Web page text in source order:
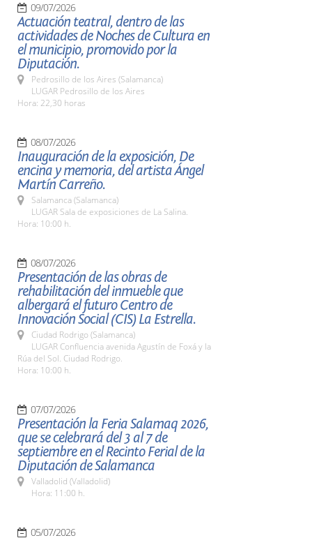
09/07/2026
Actuación teatral, dentro de las
actividades de Noches de Cultura en
el municipio, promovido por la
Diputación.
Pedrosillo de los Aires (Salamanca)
LUGAR Pedrosillo de los Aires
Hora: 22,30 horas
08/07/2026
Inauguración de la exposición, De
encina y memoria, del artista Ángel
Martín Carreño.
Salamanca (Salamanca)
LUGAR Sala de exposiciones de La Salina.
Hora: 10:00 h.
08/07/2026
Presentación de las obras de
rehabilitación del inmueble que
albergará el futuro Centro de
Innovación Social (CIS) La Estrella.
Ciudad Rodrigo (Salamanca)
LUGAR Confluencia avenida Agustín de Foxá y la
Rúa del Sol. Ciudad Rodrigo.
Hora: 10:00 h.
07/07/2026
Presentación la Feria Salamaq 2026,
que se celebrará del 3 al 7 de
septiembre en el Recinto Ferial de la
Diputación de Salamanca
Valladolid (Valladolid)
Hora: 11:00 h.
05/07/2026